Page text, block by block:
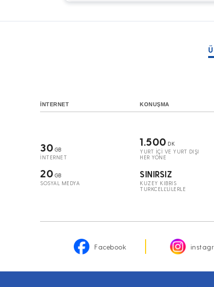
İNTERNET KONUŞMA
30 GB
İNTERNET
20 GB
SOSYAL MEDYA
1.500 DK
YURT İÇİ VE YURT DIŞI
HER YÖNE
SINIRSIZ
KUZEY KIBRIS
TURKCELL'LİLERLE
Facebook